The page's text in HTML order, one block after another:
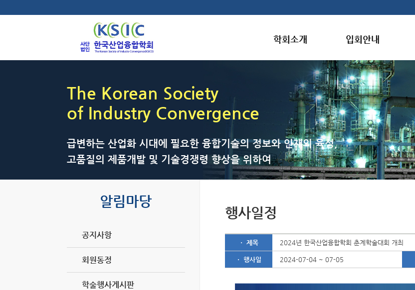
학회소개 입회안내
The Korean Society
of Industry Convergence
급변하는 산업화 시대에 필요한 융합기술의 정보와 인재의 육성,
고품질의 제품개발 및 기술경쟁령 향상을 위하여
알림마당
공지사항
회원동정
학술행사게시판
행사일정
ㆍ 제목 2024년 한국산업융합학회 춘계학술대회 개최
ㆍ 행사일 2024-07-04 ~ 07-05